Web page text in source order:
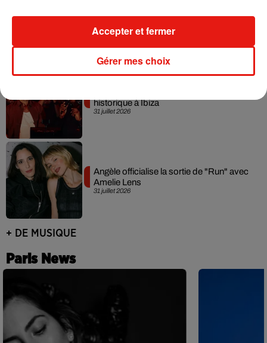
31 juillet 2026
31 juillet 2026
historique à Ibiza
31 juillet 2026
Angèle officialise la sortie de "Run" avec
Amelie Lens
+ DE MUSIQUE
Paris News
Gérer mes choix
Accepter et fermer